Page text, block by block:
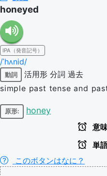
honeyed
IPA（発音記号）
/ˈhʌnid/
動詞 活用形 分詞 過去
simple past tense and
原形: honey
意
単
このボタンはなに？